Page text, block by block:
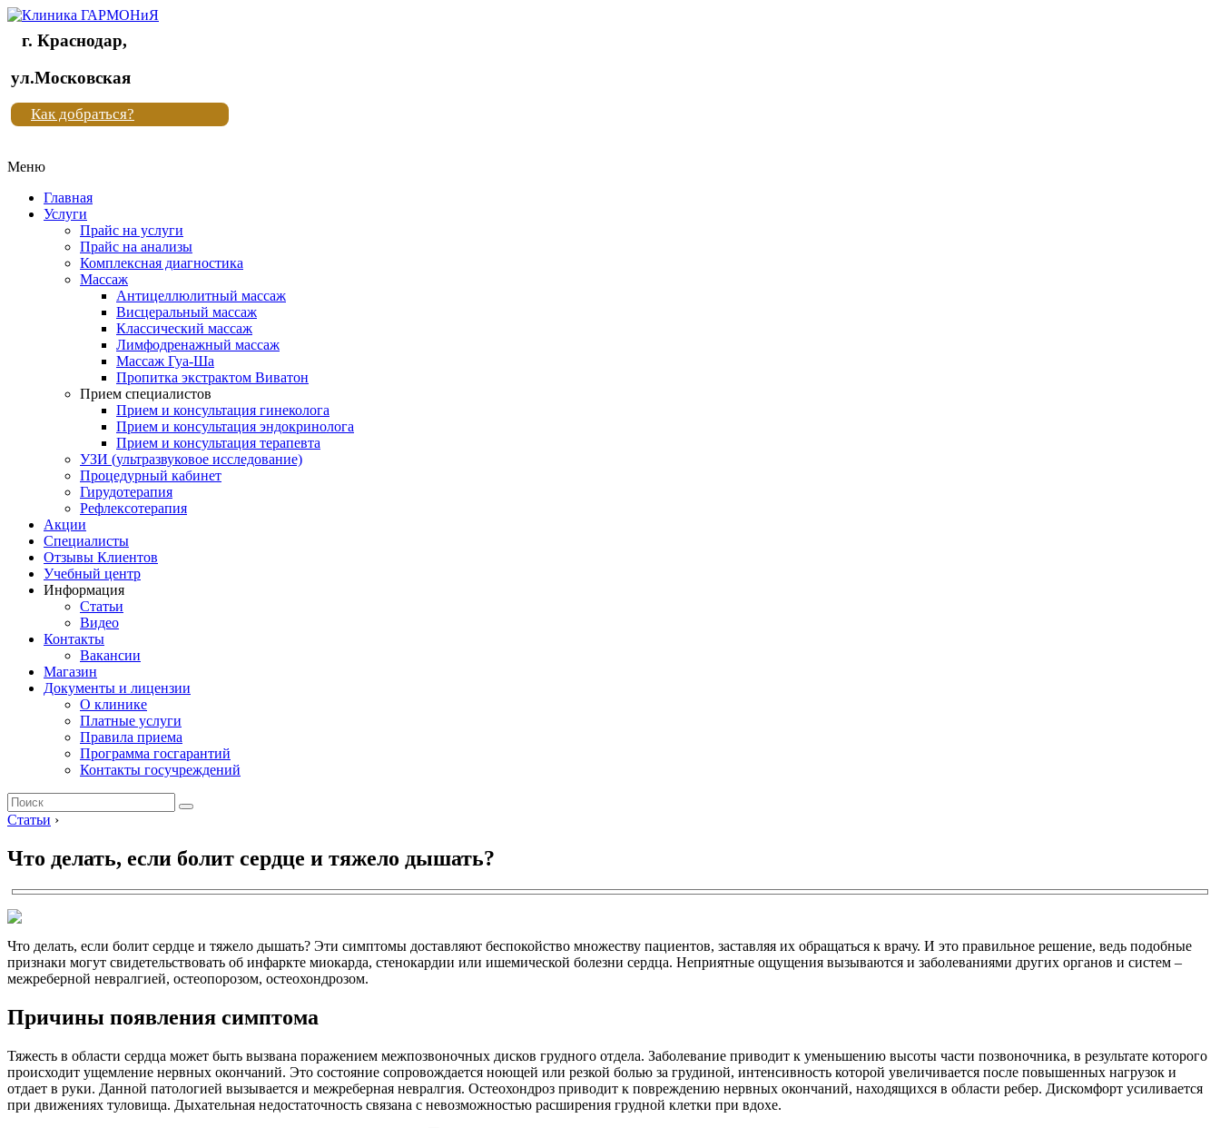
Клиника
"Новая
жизнь"
Клиника
жизнь"
г. Краснодар,
ул.Московская
Как добраться?
Меню
Главная
Услуги
Прайс на услуги
Прайс на анализы
Комплексная диагностика
Массаж
Антицеллюлитный массаж
Висцеральный массаж
Классический массаж
Лимфодренажный массаж
Массаж Гуа-Ша
Пропитка экстрактом Виватон
Прием специалистов
Прием и консультация гинеколога
Прием и консультация эндокринолога
Прием и консультация терапевта
УЗИ (ультразвуковое исследование)
Процедурный кабинет
Гирудотерапия
Рефлексотерапия
Акции
Специалисты
Отзывы Клиентов
Учебный центр
Информация
Статьи
Видео
Контакты
Вакансии
Магазин
Документы и лицензии
О клинике
Платные услуги
Правила приема
Программа госгарантий
Контакты госучреждений
Статьи ›
Что делать, если болит сердце и тяжело дышать?
Что делать, если болит сердце и тяжело дышать? Эти симптомы доставляют беспокойство множеству пациентов, заставляя их обращаться к врачу. И это правильное решение, ведь подобные
признаки могут свидетельствовать об инфаркте миокарда, стенокардии или ишемической болезни сердца. Неприятные ощущения вызываются и заболеваниями других органов и систем –
межреберной невралгией, остеопорозом, остеохондрозом.
Причины появления симптома
Тяжесть в области сердца может быть вызвана поражением межпозвоночных дисков грудного отдела. Заболевание приводит к уменьшению высоты части позвоночника, в результате которого
происходит ущемление нервных окончаний. Это состояние сопровождается ноющей или резкой болью за грудиной, интенсивность которой увеличивается после повышенных нагрузок и
отдает в руки. Данной патологией вызывается и межреберная невралгия. Остеохондроз приводит к повреждению нервных окончаний, находящихся в области ребер. Дискомфорт усиливается
при движениях туловища. Дыхательная недостаточность связана с невозможностью расширения грудной клетки при вдохе.